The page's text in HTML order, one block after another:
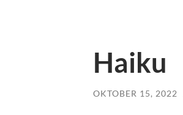
Haiku
OKTOBER 15, 2022